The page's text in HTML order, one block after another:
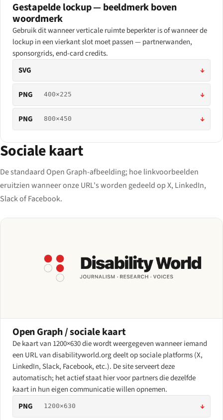
Gestapelde lockup — beeldmerk boven
woordmerk
Gebruik dit wanneer verticale ruimte beperkter is of wanneer de
lockup in een vierkant slot moet passen — partnerwanden,
sponsorgrids, end-card credits.
SVG
↓
PNG 400×225 ↓
PNG 800×450 ↓
Sociale kaart
De standaard Open Graph-afbeelding; hoe linkvoorbeelden
eruitzien wanneer onze URL's worden gedeeld op X, LinkedIn,
Slack of Facebook.
Open Graph / sociale kaart
De kaart van 1200×630 die wordt weergegeven wanneer iemand
een URL van disabilityworld.org deelt op sociale platforms (X,
LinkedIn, Slack, Facebook, etc.). De site serveert deze
automatisch; het actief staat hier voor partners die dezelfde
kaart in hun eigen communicatie willen opnemen.
PNG
1200×630 ↓